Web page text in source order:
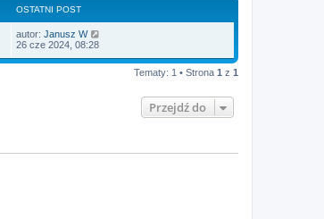
OSTATNI POST
autor: Janusz W
26 cze 2024, 08:28
Tematy: 1 • Strona 1 z 1
Przejdź do